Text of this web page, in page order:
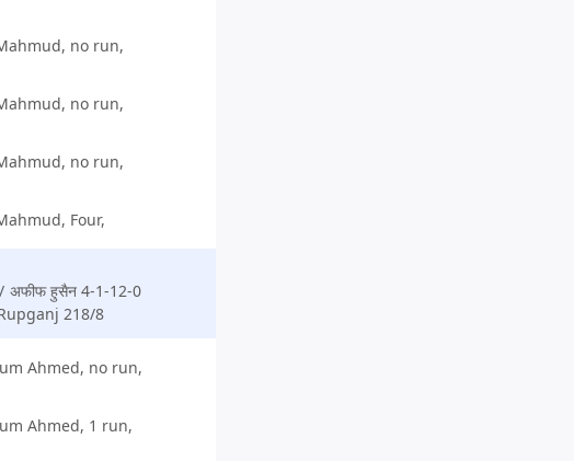
no run,
no run,
no run,
Four,
अफीफ हुसैन 4-1-12-0
218/8
Ahmed, no run,
Ahmed, 1 run,